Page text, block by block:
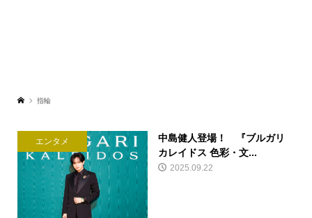
指輪
エンタメ
中島健人登場！ 『ブルガリ
カレイドス 色彩・文...
2025.09.22